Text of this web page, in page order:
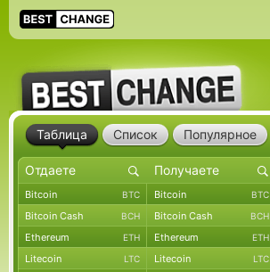
Таблица Список Популярное
Bitcoin BTC Bitcoin BTC
Bitcoin Cash BCH Bitcoin Cash BCH
Ethereum ETH Ethereum ETH
Litecoin LTC Litecoin LTC